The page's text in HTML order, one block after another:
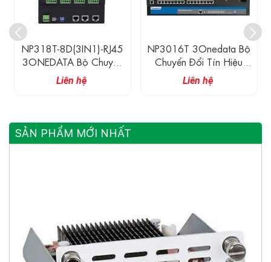
NP318T-8D(3IN1)-RJ45
3ONEDATA Bộ Chuyển
Đổi Tín Hiệu 8 Cổng RS-
232/485/422 Và 2
Liên hệ
NP3016T 3Onedata Bộ
Chuyển Đổi Tín Hiệu
Serial 16 Cổng RS-
232/485/422 Và 1
Liên hệ
SẢN PHẨM MỚI NHẤT